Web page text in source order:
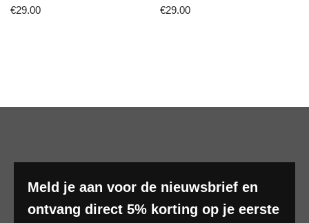
€29.00 €29.00
Meld je aan voor de nieuwsbrief en
ontvang direct 5% korting op je eerste